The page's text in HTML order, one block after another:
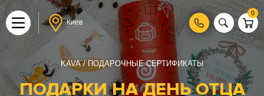
Киев
0
KAVA ПОДАРОЧНЫЕ СЕРТИФИКАТЫ
ПОДАРКИ НА ДЕНЬ ОТЦА